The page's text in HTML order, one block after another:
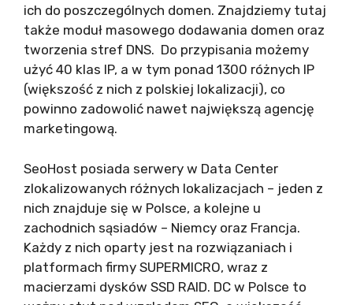
ich do poszczególnych domen. Znajdziemy tutaj
także moduł masowego dodawania domen oraz
tworzenia stref DNS. Do przypisania możemy
użyć 40 klas IP, a w tym ponad 1300 różnych IP
(większość z nich z polskiej lokalizacji), co
powinno zadowolić nawet największą agencję
marketingową.
SeoHost posiada serwery w Data Center
zlokalizowanych różnych lokalizacjach – jeden z
nich znajduje się w Polsce, a kolejne u
zachodnich sąsiadów – Niemcy oraz Francja.
Każdy z nich oparty jest na rozwiązaniach i
platformach firmy SUPERMICRO, wraz z
macierzami dysków SSD RAID. DC w Polsce to